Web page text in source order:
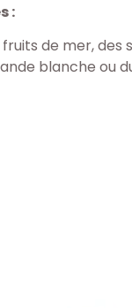
:
de mer, des
blanche ou